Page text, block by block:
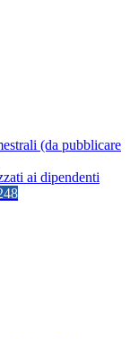
(da pubblicare
ai dipendenti